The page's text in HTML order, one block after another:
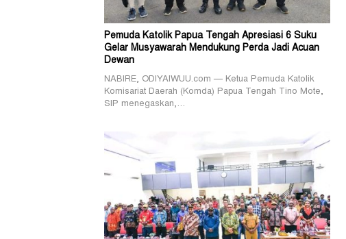
Pemuda Katolik Papua Tengah Apresiasi 6 Suku
Gelar Musyawarah Mendukung Perda Jadi Acuan
Dewan
NABIRE, ODIYAIWUU.com — Ketua Pemuda Katolik
Komisariat Daerah (Komda) Papua Tengah Tino Mote,
SIP menegaskan,…